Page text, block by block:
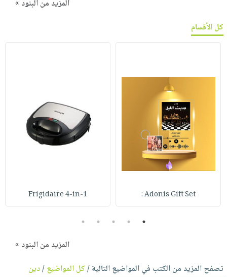
المزيد من البنود »
كل الأقسام
Adonis Gift Set :
Frigidaire 4-in-1
1
2
3
4
5
المزيد من البنود »
تصفح المزيد من الكتب في المواضيع التالية /كل المواضيع/دين